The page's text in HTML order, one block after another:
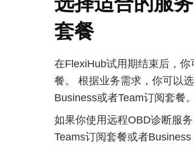
套餐
在FlexiHub试用期结束后，你
餐。 根据业务需求，你可以选
Business或者Team订阅套餐。
如果你使用远程OBD诊断服
Teams订阅套餐或者Business